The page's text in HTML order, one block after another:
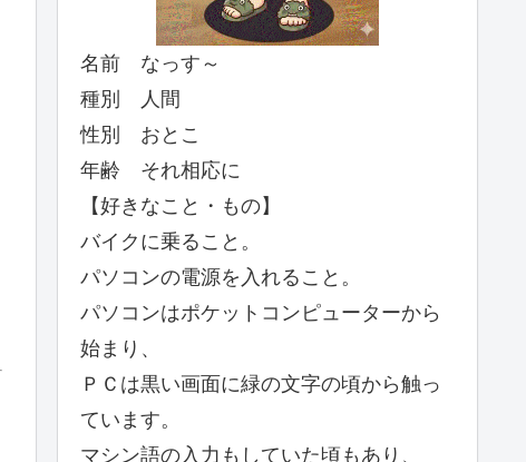
名前 なっす～
種別 人間
性別 おとこ
年齢 それ相応に
【好きなこと・もの】
バイクに乗ること。
パソコンの電源を入れること。
パソコンはポケットコンピューターから
始まり、
ＰＣは黒い画面に緑の文字の頃から触っ
ています。
マシン語の入力もしていた頃もあり、